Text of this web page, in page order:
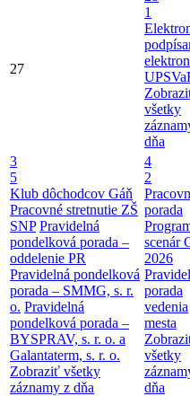
27
1
všetky
dňa
3
5
Klub dôchodcov Gáň
Pracovné stretnutie ZŠ
SNP Pravidelná
pondelková porada –
oddelenie PR
Pravidelná pondelková
porada – SMMG, s. r.
o. Pravidelná
pondelková porada –
BYSPRAV, s. r. o. a
Galantaterm, s. r. o.
Zobraziť všetky
záznamy z dňa
4
2
porada
scenár
2026
porada
vedenia
mesta
všetky
dňa